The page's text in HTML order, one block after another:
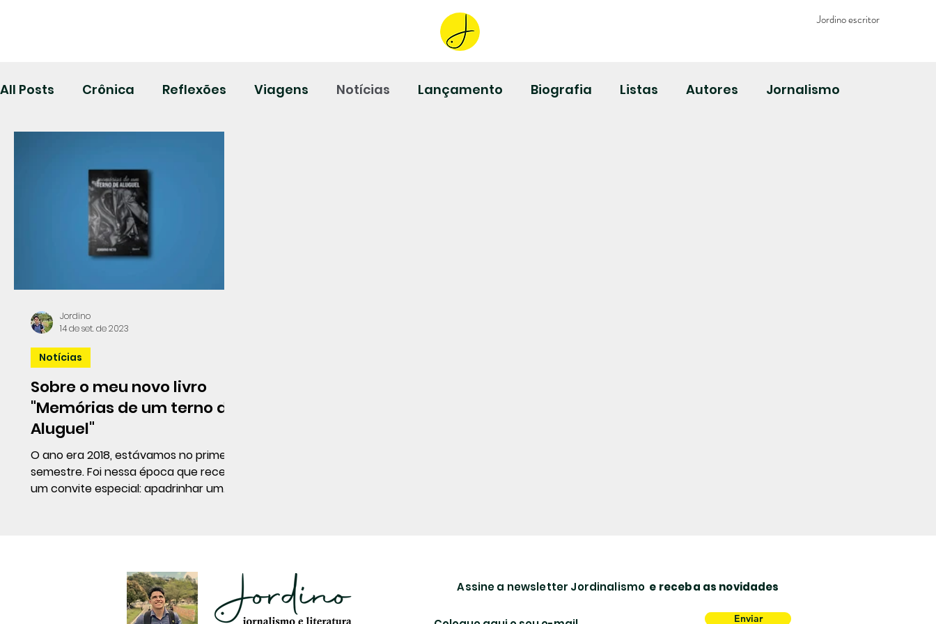
Jordino escritor
All Posts Crônica Reflexões Viagens Notícias Lançamento Biografia Listas Autores Jornalismo
Sobre o meu novo livro
"Memórias de um terno de
Aluguel"
O ano era 2018, estávamos no primeiro
semestre. Foi nessa época que recebi
um convite especial: apadrinhar um
Notícias
Jordino
14 de set. de 2023
Assine a newsletter Jordinalismo e receba as novidades
Enviar